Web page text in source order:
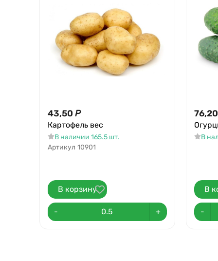
43,50 Р
Картофель вес
В наличии 165.5 шт.
Артикул 10901
В корзину
- +
76,20
В
В
-